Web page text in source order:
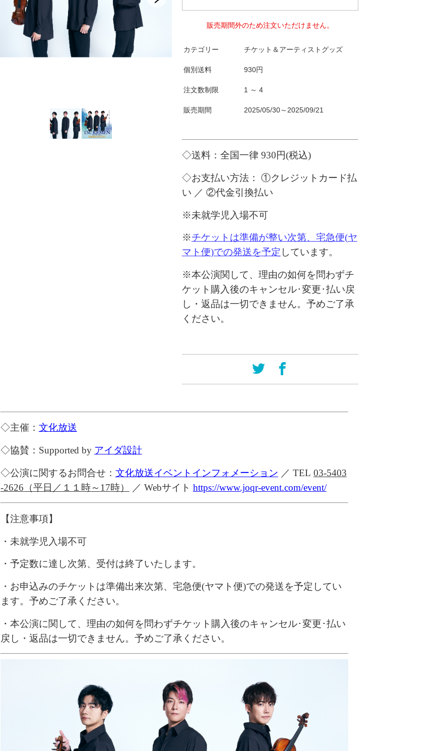
販売期間外のため注文いただけません。
カテゴリー チケット＆アーティストグッズ
個別送料 930円
注文数制限 1 ～ 4
販売期間 2025/05/30～2025/09/21
◇送料：全国一律930円(税込)
◇お支払い方法： ①クレジットカード払
い ／ ②代金引換払い
※未就学児入場不可
※チケットは準備が整い次第、宅急便(ヤ
マト便)での発送を予定 しています。
※本公演関して、理由の如何を問わずチ
ケット購入後のキャンセル･変更･払い戻
し・返品は一切できません。予めご了承
ください。
◇主催： 文化放送
◇協賛： Supported by アイダ設計
◇公演に関するお問合せ： 文化放送イベントインフォメーション ／ TEL 03-5403
-2626 （平日／ １１ 時～ 17時） ／ Webサイト https://www.joqr-event.com/event/
【注意事項】
・ 未就学児入場不可
・ 予定数に達し次第、受付は終了いたします。
・お申込みのチケットは準備出来次第、 宅急便(ヤマト便)での発送を予定してい
ます。予めご了承ください。
・ 本公演に関して、理由の如何を問わずチケット購入後のキャンセル･変更･払い
戻し・返品は一切できません。予めご了承ください。